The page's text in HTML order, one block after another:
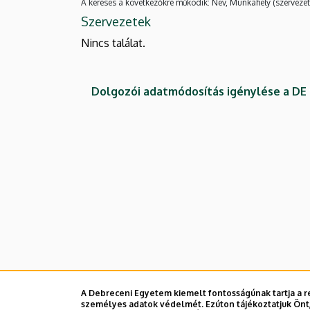
A keresés a következőkre működik: Név, Munkahely
Szervezetek
Nincs találat.
Dolgozói adatmódosítás igénylése a
A Debreceni Egyetem kiemelt fontosságúnak tartja
személyes adatok védelmét. Ezúton tájékoztatjuk